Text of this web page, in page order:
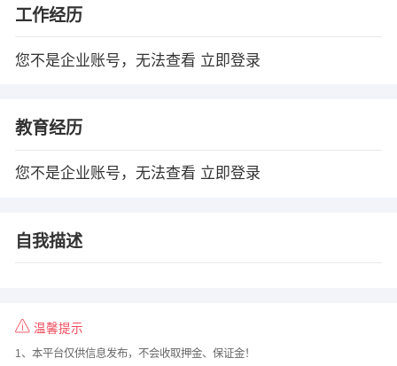
工作经历
您不是企业账号，无法查看 立即登录
教育经历
您不是企业账号，无法查看 立即登录
自我描述
温馨提示
1、本平台仅供信息发布，不会收取押金、保证金！